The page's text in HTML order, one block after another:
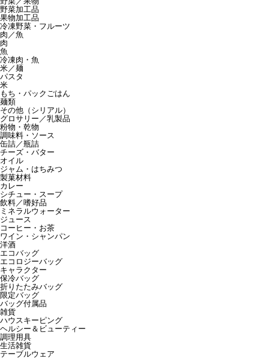
野菜加工品
果物加工品
冷凍野菜・フルーツ
肉／魚
肉
魚
冷凍肉・魚
米／麺
パスタ
米
もち・パックごはん
麺類
その他（シリアル）
グロサリー／乳製品
粉物・乾物
調味料・ソース
缶詰／瓶詰
チーズ・バター
オイル
ジャム・はちみつ
製菓材料
カレー
シチュー・スープ
飲料／嗜好品
ミネラルウォーター
ジュース
コーヒー・お茶
ワイン・シャンパン
洋酒
エコバッグ
エコロジーバッグ
キャラクター
保冷バッグ
折りたたみバッグ
限定バッグ
バッグ付属品
雑貨
ハウスキーピング
ヘルシー＆ビューティー
調理用具
生活雑貨
テーブルウェア